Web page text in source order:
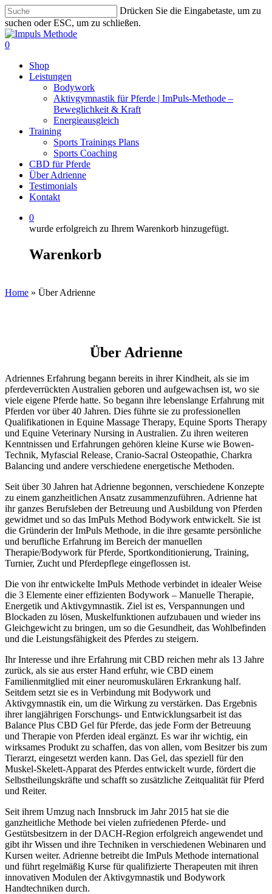
Zum
Hauptinhalt
springen
Drücken Sie die Eingabetaste, um zu
suchen oder ESC, um zu schließen.
Suche
schließen
0
Shop
Leistungen
Bodywork
Aktivgymnastik für Pferde | ImPuls‑Methode –
Beweglichkeit & Kraft
Energieausgleich
Training
Sports Trainings Plans
Sports Coaching
CBD für Pferde
Über Adrienne
Testimonials
Kontakt
0
wurde erfolgreich zu Ihrem Warenkorb hinzugefügt.
Warenkorb
Home » Über Adrienne
Über Adrienne
Adriennes Erfahrung begann bereits in ihrer Kindheit, als sie im
pferdeverrückten Australien geboren und aufgewachsen ist, wo sie
viele eigene Pferde hatte. So begann ihre lebenslange Erfahrung mit
Pferden vor über 40 Jahren. Dies führte sie zu professionellen
Qualifikationen in Equine Massage Therapy, Equine Sports Therapy
und Equine Veterinary Nursing in Australien. Zu ihren weiteren
Kenntnissen und Erfahrungen gehören kleine Kurse wie Bowen-
Technik, Myfascial Release, Cranio-Sacral Osteopathie, Charkra
Balancing und andere verschiedene energetische Methoden.
Seit über 30 Jahren hat Adrienne begonnen, verschiedene Konzepte
zu einem ganzheitlichen Ansatz zusammenzuführen. Adrienne hat
ihr ganzes Berufsleben der Betreuung und Ausbildung von Pferden
gewidmet und so das ImPuls Method Bodywork entwickelt. Sie ist
die Gründerin der ImPuls Methode, in die ihre gesamte persönliche
und berufliche Erfahrung im Bereich der manuellen
Therapie/Bodywork für Pferde, Sportkonditionierung, Training,
Turnier, Zucht und Pferdepflege eingeflossen ist.
Die von ihr entwickelte ImPuls Methode verbindet in idealer Weise
die 3 Elemente einer effizienten Bodywork – Manuelle Therapie,
Energetik und Aktivgymnastik. Ziel ist es, Verspannungen und
Blockaden zu lösen, Muskelfunktionen aufzubauen und wieder ins
Gleichgewicht zu bringen, um so die Gesundheit, das Wohlbefinden
und die Leistungsfähigkeit des Pferdes zu steigern.
Ihr Interesse und ihre Erfahrung mit CBD reichen mehr als 13 Jahre
zurück, als sie aus erster Hand erfuhr, wie CBD einem
Familienmitglied mit einer neuromuskulären Erkrankung half.
Seitdem setzt sie es in Verbindung mit Bodywork und
Aktivgymnastik ein, um die Wirkung zu verstärken. Das Ergebnis
ihrer langjährigen Forschungs- und Entwicklungsarbeit ist das
Balance Plus CBD Gel für Pferde, das jede Form der Betreuung
und Therapie von Pferden ideal ergänzt. Es war ihr wichtig, ein
wirksames Produkt zu schaffen, das von allen, vom Besitzer bis zum
Tierarzt, eingesetzt werden kann. Das Gel, das speziell für den
Muskel-Skelett-Apparat des Pferdes entwickelt wurde, fördert die
Selbstheilungskräfte und schafft so zusätzliche Zeitqualität für Pferd
und Reiter.
Seit ihrem Umzug nach Innsbruck im Jahr 2015 hat sie die
ganzheitliche Methode bei vielen zufriedenen Pferde- und
Gestütsbesitzern in der DACH-Region erfolgreich angewendet und
gibt ihr Wissen und ihre Techniken in verschiedenen Webinaren und
Kursen weiter. Adrienne betreibt die ImPuls Methode international
und führt regelmäßig Kurse für qualifizierte Therapeuten mit ihren
innovativen Modulen der Aktivgymnastik und Bodywork
Handtechniken durch.